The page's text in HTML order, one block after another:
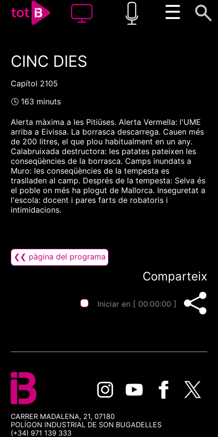
☰
00:00 00:00
CINC DIES
Capítol 2105
🕓 163 minuts
Alerta màxima a les Pitiüses. Alerta Vermella: l'UME
arriba a Eivissa. La borrasca descarrega. Cauen més
de 200 litres, el que plou habitualment en un any.
Calabruixada destructora: les patates pateixen les
conseqüències de la borrasca. Camps inundats a
Muro: les conseqüències de la tempesta es
traslladen al camp. Després de la tempesta: Selva és
el poble on més ha plogut de Mallorca. Inseguretat a
l'escola: docent i pares farts de robatoris i
intimidacions.
❮❮ pàgina del programa
Comparteix
Iniciar en [ 00:00:00 ]
CARRER MADALENA, 21, 07180
POLÍGON INDUSTRIAL DE SON BUGADELLES
(+34) 971 139 333